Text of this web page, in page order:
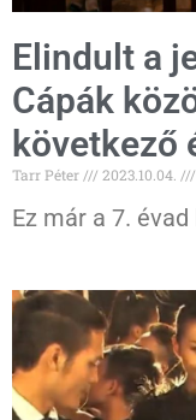
Elindult a
Cápák
következő
Tarr Péter 2023.10.04.
Ez már a 7.